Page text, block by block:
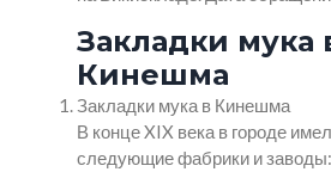
Закладки мука
Кинешма
Закладки мука в Кинешма
В конце XIX века в городе
следующие фабрики и